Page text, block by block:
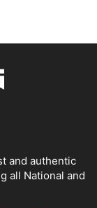
and authentic
all National and